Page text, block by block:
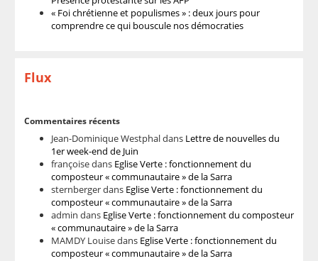
« Foi chrétienne et populismes » : deux jours pour
comprendre ce qui bouscule nos démocraties
Flux
Commentaires récents
Jean-Dominique Westphaldans Lettre de nouvelles du
1er week-end de Juin
françoisedans Eglise Verte : fonctionnement du
composteur « communautaire » de la Sarra
sternbergerdans Eglise Verte : fonctionnement du
composteur « communautaire » de la Sarra
admin dans Eglise Verte : fonctionnement du composteur
« communautaire » de la Sarra
MAMDY Louisedans Eglise Verte : fonctionnement du
composteur « communautaire » de la Sarra